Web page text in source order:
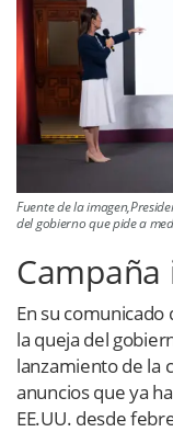
Fuente de la
del gobierno que pide a
En su comunicado
la queja del
lanzamiento de la
anuncios que ya
EE.UU. desde